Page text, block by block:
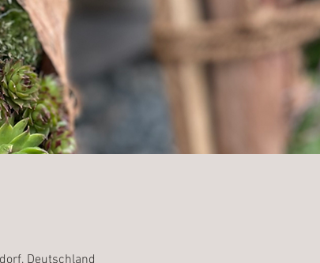
Deutschland